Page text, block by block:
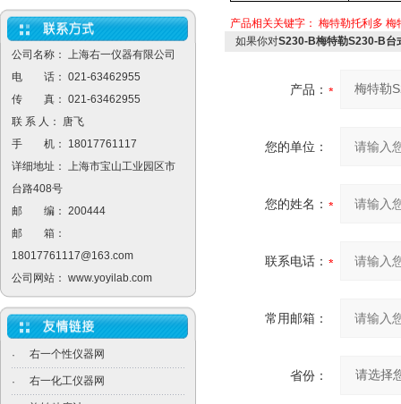
公司名称： 上海右一仪器有限公司
电 话： 021-63462955
传 真： 021-63462955
联 系 人： 唐飞
手 机： 18017761117
详细地址： 上海市宝山工业园区市
台路408号
邮 编： 200444
邮 箱：
18017761117@163.com
公司网站： www.yoyilab.com
· 右一个性仪器网
· 右一化工仪器网
产品相关关键字： 梅特勒托利多 梅
如果你对S230-B梅特勒S230-B台
产品：
您的单位：
您的姓名：
联系电话：
常用邮箱：
省份：